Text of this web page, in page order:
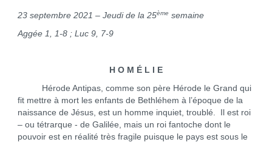
23 septembre 2021 – Jeudi de la 25ème semaine
Aggée 1, 1-8 ; Luc 9, 7-9
H O M É L I E
Hérode Antipas, comme son père Hérode le Grand qui
fit mettre à mort les enfants de Bethléhem à l’époque de la
naissance de Jésus, est un homme inquiet, troublé. Il est roi
– ou tétrarque - de Galilée, mais un roi fantoche dont le
pouvoir est en réalité très fragile puisque le pays est sous le